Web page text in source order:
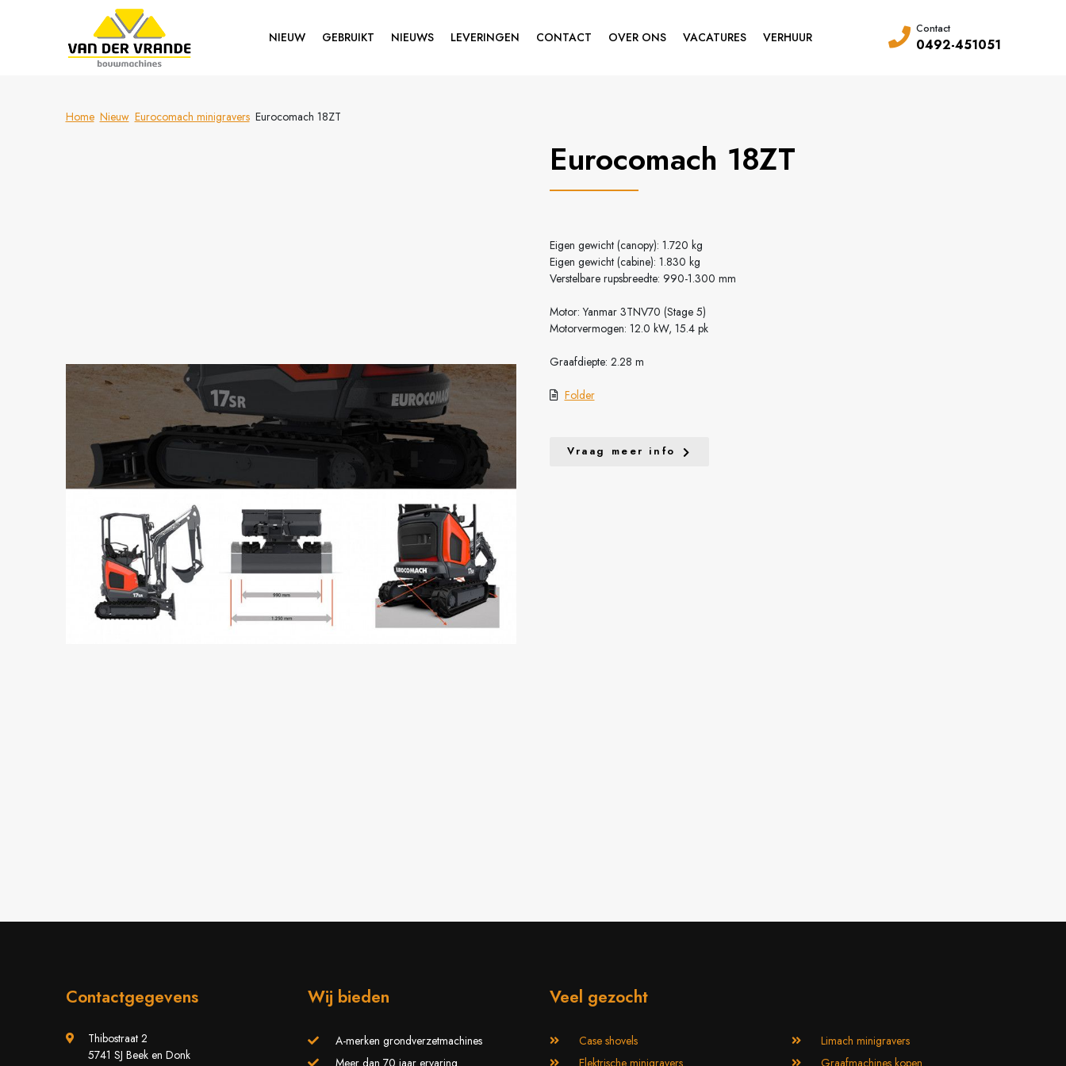
NIEUW GEBRUIKT NIEUWS LEVERINGEN CONTACT OVER ONS VACATURES VERHUUR
Contact
0492-451051
Home Nieuw Eurocomach minigravers Eurocomach 18ZT
Eurocomach 18ZT
Eigen gewicht (canopy): 1.720 kg
Eigen gewicht (cabine): 1.830 kg
Verstelbare rupsbreedte: 990-1.300 mm
Motor: Yanmar 3TNV70 (Stage 5)
Motorvermogen: 12.0 kW, 15.4 pk
Graafdiepte: 2.28 m
Folder
Vraag meer info
Contactgegevens
Thibostraat 2
5741 SJ Beek en Donk
Wij bieden
A-merken grondverzetmachines
Veel gezocht
Case shovels
Limach minigravers